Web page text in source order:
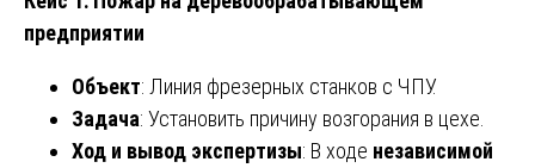
предприятии
Объект: Линия фрезерных станков с ЧПУ.
Задача: Установить причину возгорания в цехе.
Ход и вывод экспертизы: В ходе независимой